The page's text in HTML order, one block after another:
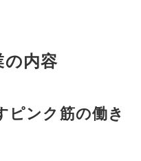
内容
ピンク筋の働き